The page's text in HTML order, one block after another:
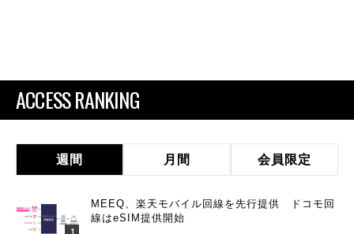
ACCESS RANKING
週間 月間 会員限定
MEEQ、楽天モバイル回線を先行提供 ドコモ回
線はeSIM提供開始